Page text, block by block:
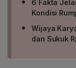
6 Fakta
Kondisi
Wijaya
dan Sukuk